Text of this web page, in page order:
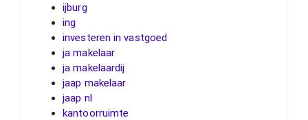
ijburg
ing
investeren in vastgoed
ja makelaar
ja makelaardij
jaap makelaar
jaap nl
kantoorruimte